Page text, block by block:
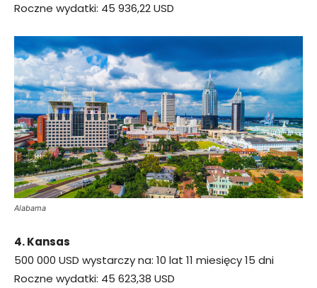
Roczne wydatki: 45 936,22 USD
Alabama
4. Kansas
500 000 USD wystarczy na: 10 lat 11 miesięcy 15 dni
Roczne wydatki: 45 623,38 USD